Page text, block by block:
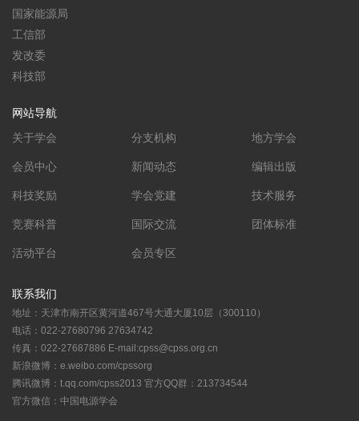
国家能源局
工信部
发改委
科技部
网站导航
关于学会
分支机构 地方学会
会员中心 新闻动态 编辑出版
科技奖励 学会党建 技术服务
竞赛科普 国际交流 团体标准
活动平台 会员专区
联系我们
地址：天津市南开区黄河道467号大通大厦10层（300110）
电话：022-27680796 27634742
传真：022-27687886 E-mail:cpss@cpss.org.cn
新浪微博：e.weibo.com/cpssorg
腾讯微博：t.qq.com/cpss2013 官方QQ群：213734544
官方微信：中国电源学会